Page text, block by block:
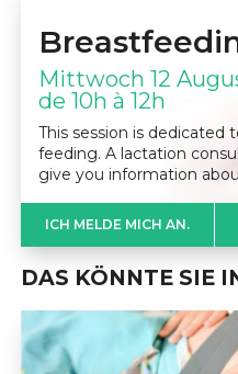
Mittwoch 12
de 10h à 12h
This session is dedicated
feeding. A lactation
give you information
ICH MELDE MICH AN.
DAS KÖNNTE SIE